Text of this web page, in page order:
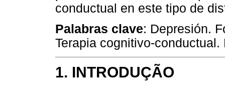
conductual en este tipo de
Palabras clave: Depresión.
Terapia cognitivo-
1. INTRODUÇÃO